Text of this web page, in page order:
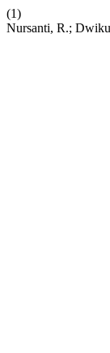
(1)
Nursanti, R.;